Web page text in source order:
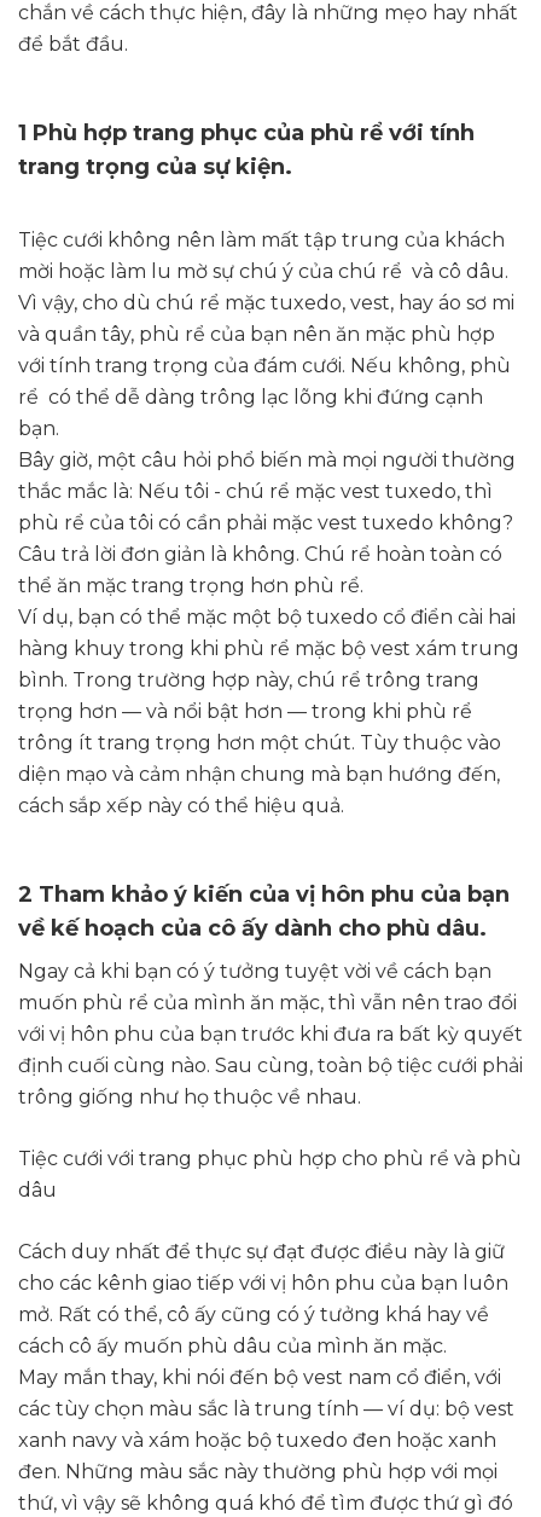
chắn về cách thực hiện, đây là những mẹo hay nhất
để bắt đầu.
1 Phù hợp trang phục của phù rể với tính
trang trọng của sự kiện.
Tiệc cưới không nên làm mất tập trung của khách
mời hoặc làm lu mờ sự chú ý của chú rể và cô dâu.
Vì vậy, cho dù chú rể mặc tuxedo, vest, hay áo sơ mi
và quần tây, phù rể của bạn nên ăn mặc phù hợp
với tính trang trọng của đám cưới. Nếu không, phù
rể có thể dễ dàng trông lạc lõng khi đứng cạnh
bạn.
Bây giờ, một câu hỏi phổ biến mà mọi người thường
thắc mắc là: Nếu tôi - chú rể mặc vest tuxedo, thì
phù rể của tôi có cần phải mặc vest tuxedo không?
Câu trả lời đơn giản là không. Chú rể hoàn toàn có
thể ăn mặc trang trọng hơn phù rể.
Ví dụ, bạn có thể mặc một bộ tuxedo cổ điển cài hai
hàng khuy trong khi phù rể mặc bộ vest xám trung
bình. Trong trường hợp này, chú rể trông trang
trọng hơn — và nổi bật hơn — trong khi phù rể
trông ít trang trọng hơn một chút. Tùy thuộc vào
diện mạo và cảm nhận chung mà bạn hướng đến,
cách sắp xếp này có thể hiệu quả.
2 Tham khảo ý kiến ​​của vị hôn phu của bạn
về kế hoạch của cô ấy dành cho phù dâu.
Ngay cả khi bạn có ý tưởng tuyệt vời về cách bạn
muốn phù rể của mình ăn mặc, thì vẫn nên trao đổi
với vị hôn phu của bạn trước khi đưa ra bất kỳ quyết
định cuối cùng nào. Sau cùng, toàn bộ tiệc cưới phải
trông giống như họ thuộc về nhau.
Tiệc cưới với trang phục phù hợp cho phù rể và phù
dâu
Cách duy nhất để thực sự đạt được điều này là giữ
cho các kênh giao tiếp với vị hôn phu của bạn luôn
mở. Rất có thể, cô ấy cũng có ý tưởng khá hay về
cách cô ấy muốn phù dâu của mình ăn mặc.
May mắn thay, khi nói đến bộ vest nam cổ điển, với
các tùy chọn màu sắc là trung tính — ví dụ: bộ vest
xanh navy và xám hoặc bộ tuxedo đen hoặc xanh
đen. Những màu sắc này thường phù hợp với mọi
thứ, vì vậy sẽ không quá khó để tìm được thứ gì đó